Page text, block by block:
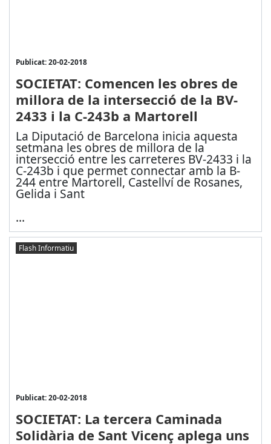
Publicat: 20-02-2018
SOCIETAT: Comencen les obres de
millora de la intersecció de la BV-
2433 i la C-243b a Martorell
La Diputació de Barcelona inicia aquesta
setmana les obres de millora de la
intersecció entre les carreteres BV-2433 i la
C-243b i que permet connectar amb la B-
244 entre Martorell, Castellví de Rosanes,
Gelida i Sant
...
Flash Informatiu
Publicat: 20-02-2018
SOCIETAT: La tercera Caminada
Solidària de Sant Vicenç aplega uns